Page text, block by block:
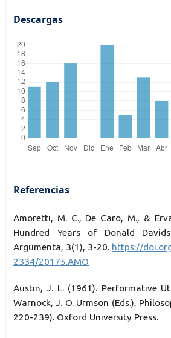
Descargas
Referencias
Amoretti, M. C., De Caro, M., &
Hundred Years of Donald
Argumenta, 3(1), 3-20. https://
2334/20175.AMO
Austin, J. L. (1961). Performative
Warnock, J. O. Urmson (Eds.),
220-239). Oxford University Press.